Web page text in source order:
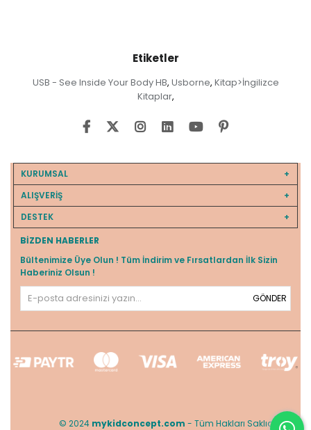
Etiketler
USB - See Inside Your Body HB, Usborne, Kitap>İngilizce
Kitaplar,
KURUMSAL
ALIŞVERİŞ
DESTEK
BIZDEN HABERLER
Bültenimize Üye Olun ! Tüm İndirim ve Fırsatlardan İlk Sizin
Haberiniz Olsun !
GÖNDER
© 2024 mykidconcept.com - Tüm Hakları Saklıdır.